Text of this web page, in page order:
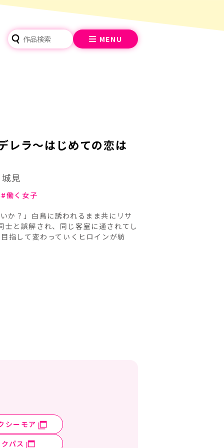
MENU
レラ～はじめての恋は
見
働く女子
か？」白鳥に誘われるまま共にリサ
と誤解され、同じ客室に通されてし
指して変わっていくヒロインが紡
シーモア
パス